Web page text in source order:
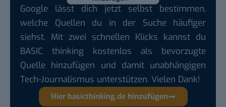
Google lässt dich jetzt selbst bestimmen,
welche Quellen du in der Suche häufiger
siehst. Mit zwei schnellen Klicks kannst du
BASIC thinking kostenlos als bevorzugte
Quelle hinzufügen und damit unabhängigen
Tech-Journalismus unterstützen. Vielen Dank!
Hier basicthinking.de hinzufügen